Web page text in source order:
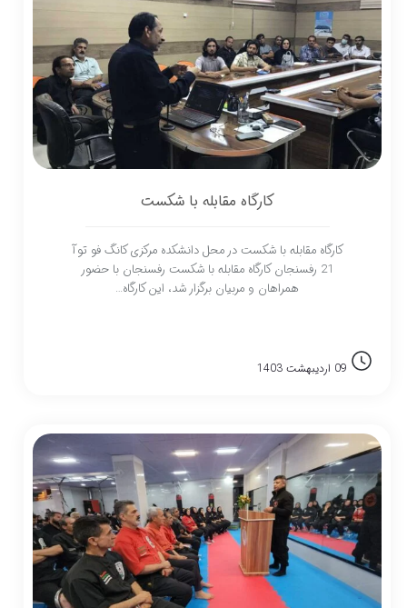
کارگاه مقابله با شکست
کارگاه مقابله با شکست در محل دانشکده مرکزی کانگ فو توآ
21 رفسنجان کارگاه مقابله با شکست رفسنجان با حضور
همراهان و مربیان برگزار شد، این کارگاه…